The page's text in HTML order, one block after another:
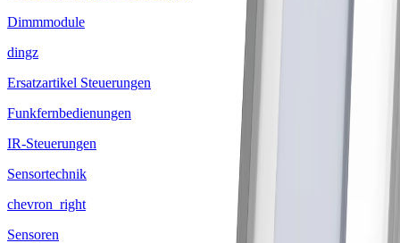
Dimmmodule
dingz
Ersatzartikel Steuerungen
Funkfernbedienungen
IR-Steuerungen
Sensortechnik
chevron_right
Sensoren